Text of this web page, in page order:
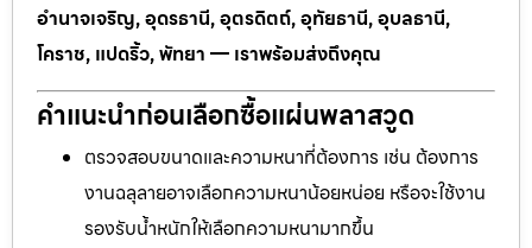
อำนาจเจริญ, อุดรธานี, อุตรดิตถ์, อุทัยธานี, อุบลธานี,
โคราช, แปดริ้ว, พัทยา — เราพร้อมส่งถึงคุณ
คำแนะนำก่อนเลือกซื้อแผ่นพลาสวูด
ตรวจสอบขนาดและความหนาที่ต้องการ เช่น ต้องการ
งานฉลุลายอาจเลือกความหนาน้อยหน่อย หรือจะใช้งาน
รองรับน้ำหนักให้เลือกความหนามากขึ้น